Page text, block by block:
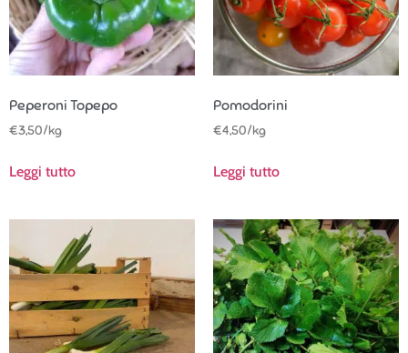
Peperoni Topepo
€3,50/kg
Leggi tutto
Pomodorini
€4,50/kg
Leggi tutto